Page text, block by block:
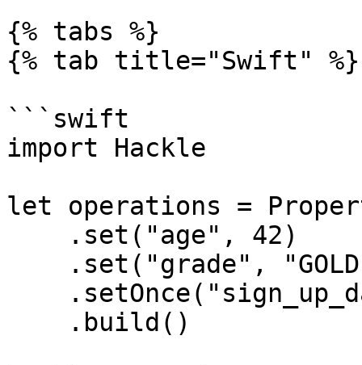
{% tabs %}
{% tab title="Swift" %}
```swift
import Hackle
let operations =